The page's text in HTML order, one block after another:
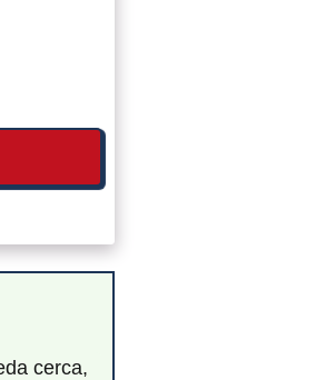
cerca,